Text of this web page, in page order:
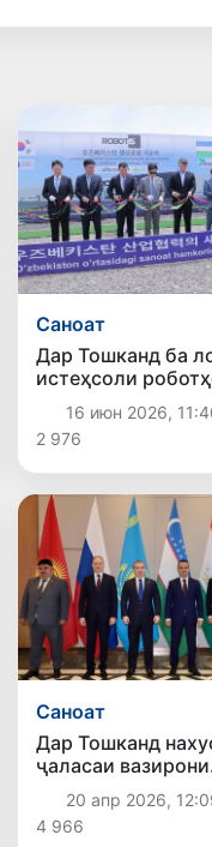
Саноат
Дар Тошканд ба
истеҳсоли
инсонмонанд ва
онҳо аз ҷониби
ROBOTIS оғоз ёфт
16 июн 2026,
2 976
Саноат
Дар Тошканд
ҷаласаи вазирони
саноати
Осиёи Марказӣ ва
баргузор шуд
20 апр 2026,
4 966